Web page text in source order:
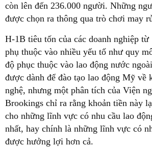
còn lên đến 236.000 người. Những
được chọn ra thông qua trò chơi may
H-1B tiêu tốn của các doanh nghiệp
phụ thuộc vào nhiều yếu tố như quy
độ phục thuộc vào lao động nước
được dành để đào tạo lao động Mỹ về
nghệ, nhưng một phân tích của Viện
Brookings chỉ ra rằng khoản tiền này
cho những lĩnh vực có nhu cầu lao
nhất, hay chính là những lĩnh vực có
được hưởng lợi hơn cả.